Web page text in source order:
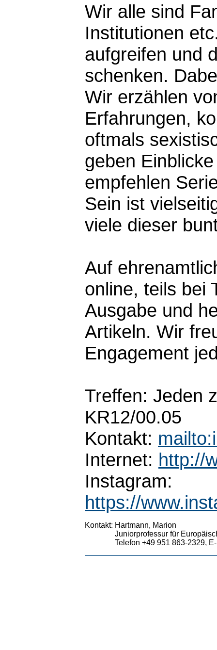
Wir alle sind
Institutionen
aufgreifen und
schenken.
Wir erzählen
Erfahrungen,
oftmals
geben
empfehlen
Sein ist
viele dieser
Auf
online, teils bei
Ausgabe und
Artikeln. Wir
Engagement
Treffen: Jeden
KR12/00.05
Kontakt:
Internet: http://
Instagram:
https://
Kontakt: Hartmann, Marion
Juniorprofessur für
Telefon +49 951 863-2329,